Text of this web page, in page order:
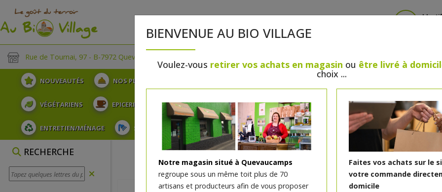
Rue de Tournai, 97 - B-7972 Quevaucamps
NOUVEAUTÉS NOS PLATEAUX
VÉGÉTARIENS EPICERIE PLATS TRAITEUR BOULANGERIE / PÂTISSERIE SANS GLUTEN, SANS
ENTRETIEN/MÉNAGE SOINS ET HYGIÈNE DU CORPS BEAUTÉ HUILES ESSENTIELLES MAISON
RECHERCHE
BIENVENUE AU BIO VILLAGE
Voulez-vous retirer vos achats en magasin ou être livré à
choix ...
Notre magasin situé à Quevaucamps
regroupe sous un même toit plus de 70
artisans et producteurs afin de vous proposer
Faites vos achats sur le
votre commande
domicile